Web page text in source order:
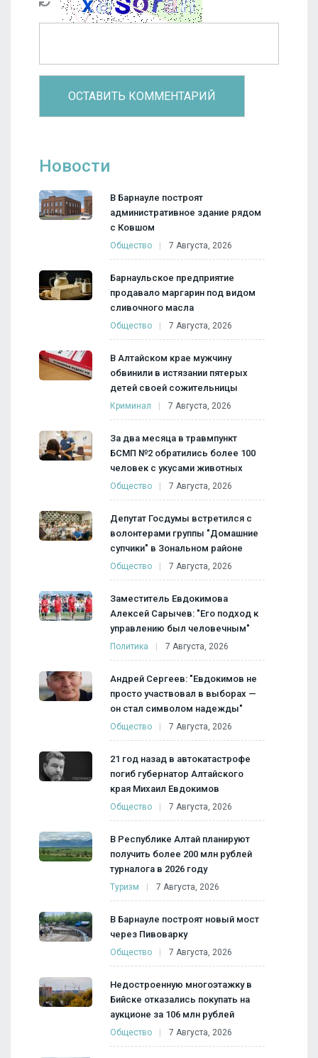
Новости
В Барнауле построят
административное здание рядом
с Ковшом
Общество 7 Августа, 2026
Барнаульское предприятие
продавало маргарин под видом
сливочного масла
Общество 7 Августа, 2026
В Алтайском крае мужчину
обвинили в истязании пятерых
детей своей сожительницы
Криминал 7 Августа, 2026
За два месяца в травмпункт
БСМП №2 обратились более 100
человек с укусами животных
Общество 7 Августа, 2026
Депутат Госдумы встретился с
волонтерами группы "Домашние
супчики" в Зональном районе
Общество 7 Августа, 2026
Заместитель Евдокимова
Алексей Сарычев: "Его подход к
управлению был человечным"
Политика 7 Августа, 2026
Андрей Сергеев: "Евдокимов не
просто участвовал в выборах —
он стал символом надежды"
Общество 7 Августа, 2026
21 год назад в автокатастрофе
погиб губернатор Алтайского
края Михаил Евдокимов
Общество 7 Августа, 2026
В Республике Алтай планируют
получить более 200 млн рублей
турналога в 2026 году
Туризм 7 Августа, 2026
В Барнауле построят новый мост
через Пивоварку
Общество 7 Августа, 2026
Недостроенную многоэтажку в
Бийске отказались покупать на
аукционе за 106 млн рублей
Общество 7 Августа, 2026